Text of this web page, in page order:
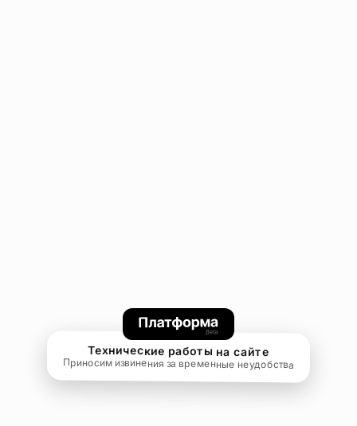
Технические работы на сайте
Приносим извинения за временные неудобства